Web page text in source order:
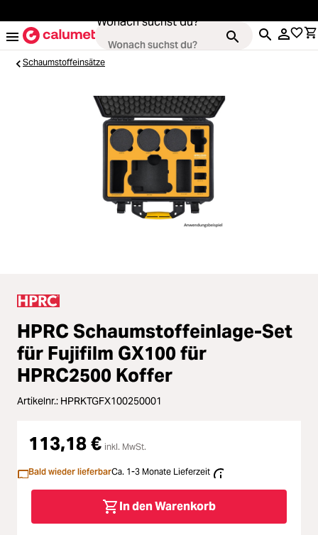
Wonach suchst du?
Kameras
Objektive
Video & Drohnen
Loading...Zubehör
Loading...Licht & Studio
Loading...
Bildbearbeitung
Loading...
Ferngläser
Loading...Second Hand
Loading...
SALE
Schaumstoffeinsätze
HPRC Schaumstoffeinlage-Set
für Fujifilm GX100 für
HPRC2500 Koffer
Artikelnr.: HPRKTGFX100250001
113,18 € inkl. MwSt.
Bald wieder lieferbarCa. 1-3 Monate Lieferzeit
In den Warenkorb